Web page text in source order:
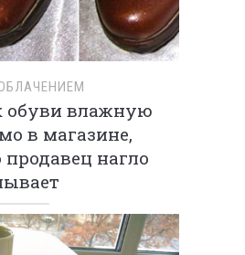
влажную
в магазине,
нагло